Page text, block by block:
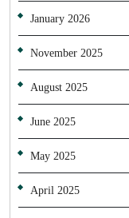
January 2026
November 2025
August 2025
June 2025
May 2025
April 2025